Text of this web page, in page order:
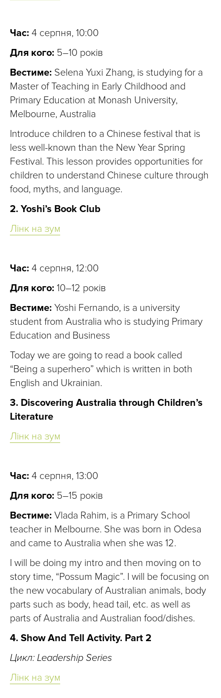
Час: 4 серпня, 10:00
Для кого: 5–10 років
Вестиме: Selena Yuxi Zhang, is studying for a
Master of Teaching in Early Childhood and
Primary Education at Monash University,
Melbourne, Australia
Introduce children to a Chinese festival that is
less well-known than the New Year Spring
Festival. This lesson provides opportunities for
children to understand Chinese culture through
food, myths, and language.
2. Yoshi’s Book Club
Лінк на зум
Час: 4 серпня, 12:00
Для кого: 10–12 років
Вестиме: Yoshi Fernando, is a university
student from Australia who is studying Primary
Education and Business
Today we are going to read a book called
“Being a superhero” which is written in both
English and Ukrainian.
3. Discovering Australia through Children’s
Literature
Лінк на зум
Час: 4 серпня, 13:00
Для кого: 5–15 років
Вестиме: Vlada Rahim, is a Primary School
teacher in Melbourne. She was born in Odesa
and came to Australia when she was 12.
I will be doing my intro and then moving on to
story time, “Possum Magic”. I will be focusing on
the new vocabulary of Australian animals, body
parts such as body, head tail, etc. as well as
parts of Australia and Australian food/dishes.
4. Show And Tell Activity. Part 2
Цикл: Leadership Series
Лінк на зум